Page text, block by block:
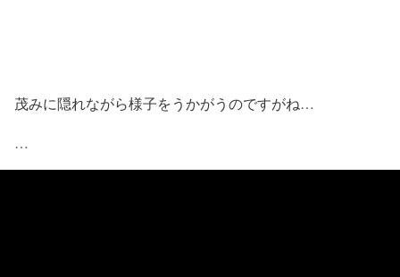
茂みに隠れながら様子をうかがうのですがね…
…